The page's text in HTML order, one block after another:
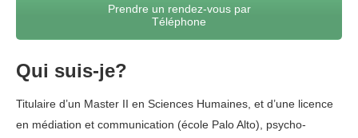
Qui suis-je?
Titulaire d’un Master II en Sciences Humaines, et d’une licence
en médiation et communication (école Palo Alto), psycho-
Prendre un rendez-vous par
Téléphone